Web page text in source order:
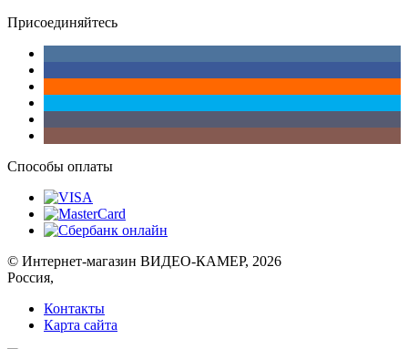
Присоединяйтесь
Способы оплаты
© Интернет-магазин ВИДЕО-КАМЕР, 2026
Россия,
Контакты
Карта сайта